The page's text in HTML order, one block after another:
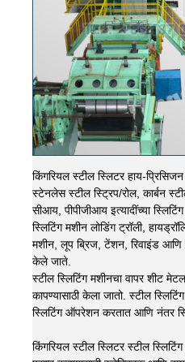
किंगरियल स्टील स्लिटर हाय-
स्टेनलेस स्टील स्ट्रिप/रोल, कार्बन
सीआय, पीपीजीआय इत्यादींच्या
स्लिटिंग मशीन लोडिंग ट्रॉली,
मशीन, लूप ब्रिज, टेंशन, रिवाइंड आणि
केले जाते.
स्टील स्लिटिंग मशीनचा वापर शीट
कापण्यासाठी केला जातो. स्टील
स्लिटिंग ऑपरेशन करतात आणि नंतर
किंगरियल स्टील स्लिटर स्टील स्लिटिंग